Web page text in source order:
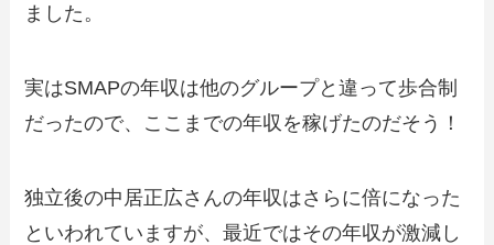
ました。
実はSMAPの年収は他のグループと違って歩合制
だったので、ここまでの年収を稼げたのだそう！
独立後の中居正広さんの年収はさらに倍になった
といわれていますが、最近ではその年収が激減し